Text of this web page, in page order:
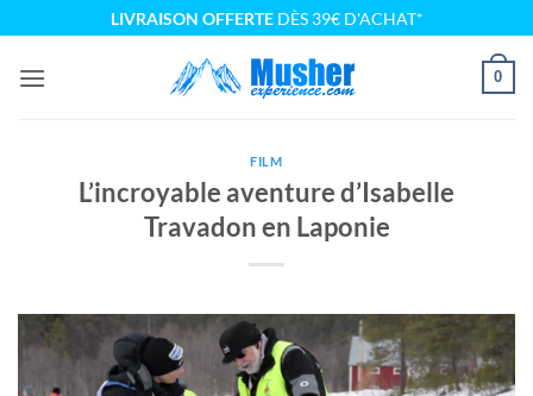
au
contenu
LIVRAISON OFFERTEDÈS 39€ D'ACHAT*
0
FILM
L’incroyable aventure d’Isabelle
Travadon en Laponie